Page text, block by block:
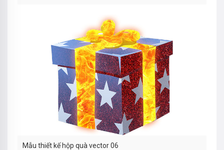
Mẫu thiết kế hộp quà vector 06